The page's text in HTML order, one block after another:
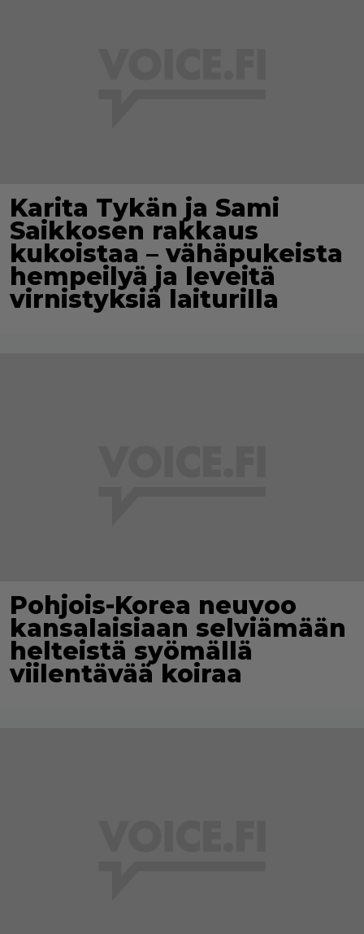
Karita Tykän ja Sami
Saikkosen rakkaus
kukoistaa – vähäpukeista
hempeilyä ja leveitä
virnistyksiä laiturilla
Pohjois-Korea neuvoo
kansalaisiaan selviämään
helteistä syömällä
viilentävää koiraa